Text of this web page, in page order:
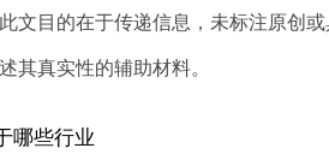
文目的在于传递信息，未标注原创
其真实性的辅助材料。
哪些行业